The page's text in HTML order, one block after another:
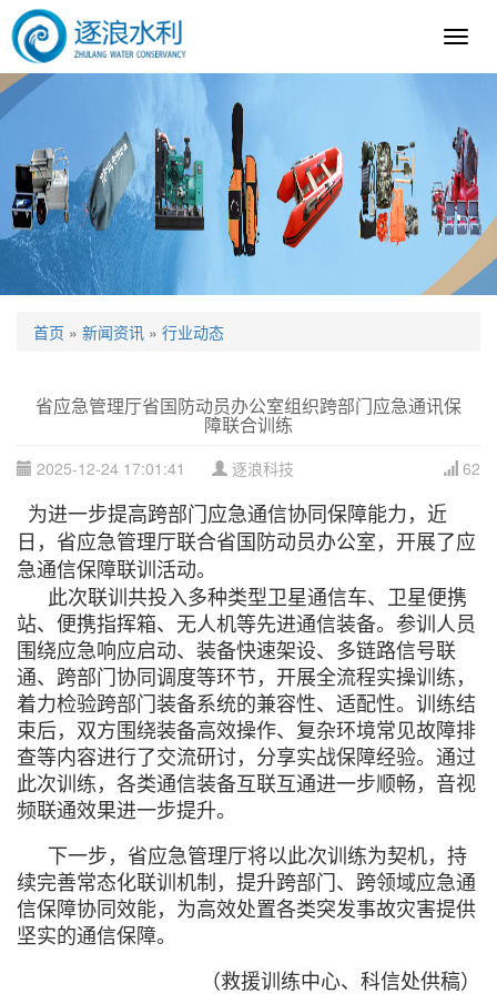
逐
首页 » 新闻资讯 » 行业动态
省应急管理厅省国防动员办公室组织跨部门应急通讯保
障联合训练
62
2025-12-24 17:01:41 逐浪科技
为进一步提高跨部门应急通信协同保障能力，近
日，省应急管理厅联合省国防动员办公室，开展了应
急通信保障联训活动。
此次联训共投入多种类型卫星通信车、卫星便携
站、便携指挥箱、无人机等先进通信装备。参训人员
围绕应急响应启动、装备快速架设、多链路信号联
通、跨部门协同调度等环节，开展全流程实操训练，
着力检验跨部门装备系统的兼容性、适配性。训练结
束后，双方围绕装备高效操作、复杂环境常见故障排
查等内容进行了交流研讨，分享实战保障经验。通过
此次训练，各类通信装备互联互通进一步顺畅，音视
频联通效果进一步提升。
下一步，省应急管理厅将以此次训练为契机，持
续完善常态化联训机制，提升跨部门、跨领域应急通
信保障协同效能，为高效处置各类突发事故灾害提供
坚实的通信保障。
（救援训练中心、科信处供稿）